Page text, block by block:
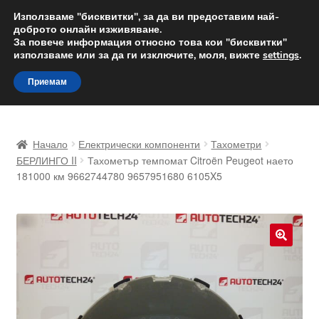
ДОСТАВКА от 12 лв.
Доставка по целия свят
Skip
to
navigation
Skip
to
content
Доставка по целия свят
За нас
Начало Електрически компоненти
Тахометри
БЕРЛИНГО II
Тахометър темпомат Citroën Peugeot наето
181000 км 9662744780 9657951680 6105X5
Използваме "бисквитки", за да ви предоставим най-
доброто онлайн изживяване.
За повече информация относно това кои "бисквитки"
използваме или за да ги изключите, моля, вижте settings.
Приемам